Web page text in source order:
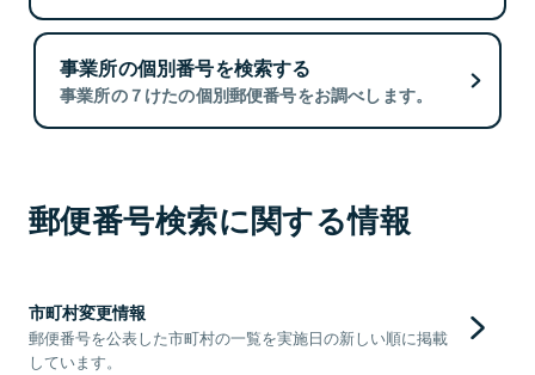
事業所の個別番号を検索する
事業所の７けたの個別郵便番号をお調べします。
郵便番号検索に関する情報
市町村変更情報
郵便番号を公表した市町村の一覧を実施日の新しい順に掲載
しています。